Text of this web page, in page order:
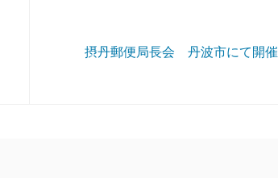
摂丹郵便局長会 丹波市にて開催